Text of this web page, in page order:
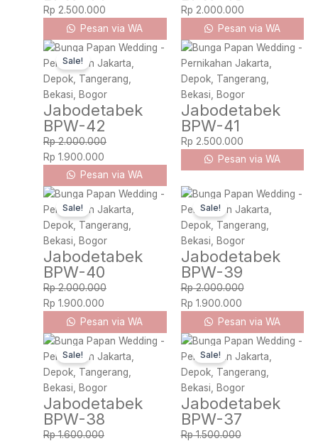
Rp 2.500.000
Pesan via WA
Rp 2.000.000
Pesan via WA
Sale!
Jabodetabek
BPW-42
Rp2.000.000
Original
price
was:
Rp 2.000.000.
Rp 1.900.000
Current
price
is:
Rp 1.900.000.
Pesan via WA
Jabodetabek
BPW-41
Rp 2.500.000
Pesan via WA
Sale!
Jabodetabek
BPW-40
Rp2.000.000
Original
price
was:
Rp 2.000.000.
Rp 1.900.000
Current
price
is:
Rp 1.900.000.
Pesan via WA
Sale!
Jabodetabek
BPW-39
Rp2.000.000
Original
price
was:
Rp 2.000.000.
Rp 1.900.000
Current
price
is:
Rp 1.900.000.
Pesan via WA
Sale!
Jabodetabek
BPW-38
Rp1.600.000
Original
price
was:
Rp 1.600.000.
Current
price
is:
Rp 1.500.000.
Sale!
Jabodetabek
BPW-37
Rp1.500.000
Original
price
was:
Rp 1.500.000.
Current
price
is:
Rp 1.400.000.